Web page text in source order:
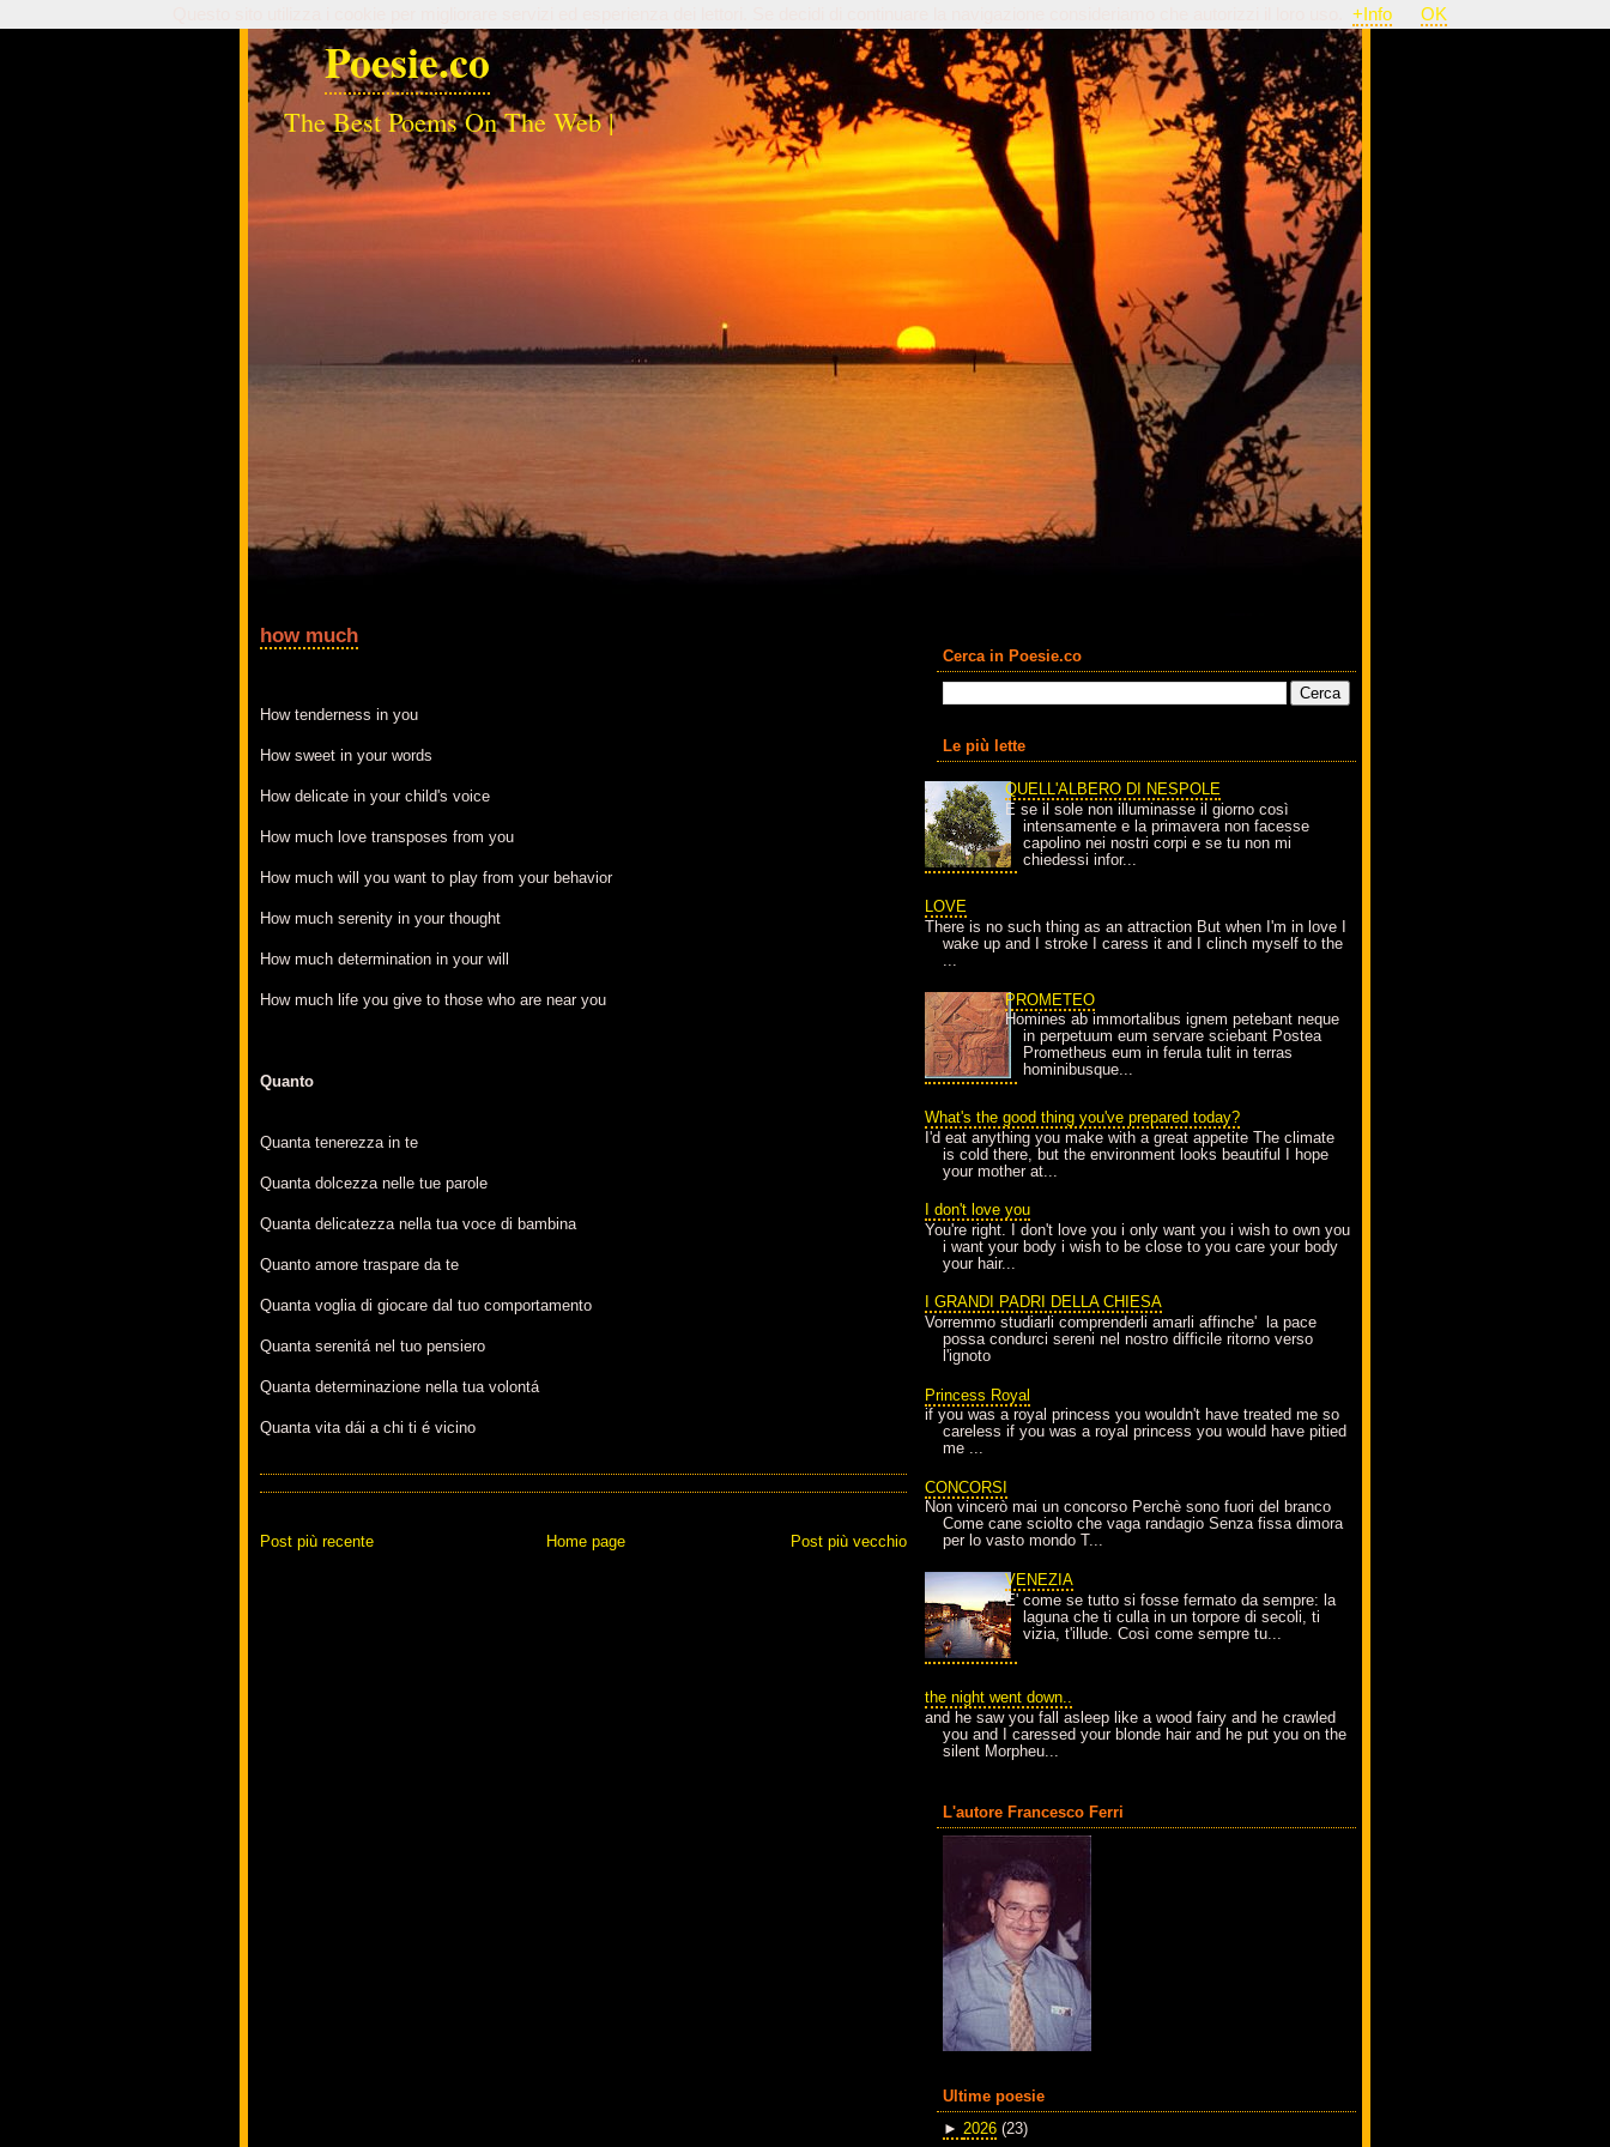
Poesie.co
The Best Poems On The Web |
how much
How tenderness in you
How sweet in your words
How delicate in your child's voice
How much love transposes from you
How much will you want to play from your behavior
How much serenity in your thought
How much determination in your will
How much life you give to those who are near you
Quanto
Quanta tenerezza in te
Quanta dolcezza nelle tue parole
Quanta delicatezza nella tua voce di bambina
Quanto amore traspare da te
Quanta voglia di giocare dal tuo comportamento
Quanta serenitá nel tuo pensiero
Quanta determinazione nella tua volontá
Quanta vita dái a chi ti é vicino
Post più recente Post più vecchio
Home page
Cerca in Poesie.co
Le più lette
QUELL'ALBERO DI NESPOLE
E se il sole non illuminasse il giorno così
intensamente e la primavera non facesse
capolino nei nostri corpi e se tu non mi
chiedessi infor...
LOVE
There is no such thing as an attraction But when I'm in love I
wake up and I stroke I caress it and I clinch myself to the
...
PROMETEO
Homines ab immortalibus ignem petebant neque
in perpetuum eum servare sciebant Postea
Prometheus eum in ferula tulit in terras
hominibusque...
What's the good thing you've prepared today?
I'd eat anything you make with a great appetite The climate
is cold there, but the environment looks beautiful I hope
your mother at...
I don't love you
You're right. I don't love you i only want you i wish to own you
i want your body i wish to be close to you care your body
your hair...
I GRANDI PADRI DELLA CHIESA
Vorremmo studiarli comprenderli amarli affinche' la pace
possa condurci sereni nel nostro difficile ritorno verso
l'ignoto
Princess Royal
if you was a royal princess you wouldn't have treated me so
careless if you was a royal princess you would have pitied
me ...
CONCORSI
Non vincerò mai un concorso Perchè sono fuori del branco
Come cane sciolto che vaga randagio Senza fissa dimora
per lo vasto mondo T...
VENEZIA
E' come se tutto si fosse fermato da sempre: la
laguna che ti culla in un torpore di secoli, ti
vizia, t'illude. Così come sempre tu...
the night went down..
and he saw you fall asleep like a wood fairy and he crawled
you and I caressed your blonde hair and he put you on the
silent Morpheu...
L'autore Francesco Ferri
Ultime poesie
► 2026 (23)
+Info OK